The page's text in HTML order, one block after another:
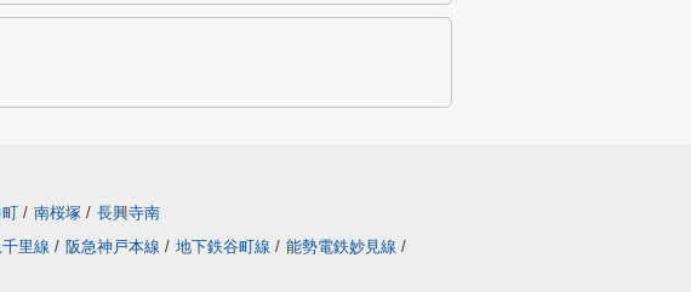
/ 南桜塚 / 長興寺南
里線 / 阪急神戸本線 / 地下鉄谷町線 / 能勢電鉄妙見線 /